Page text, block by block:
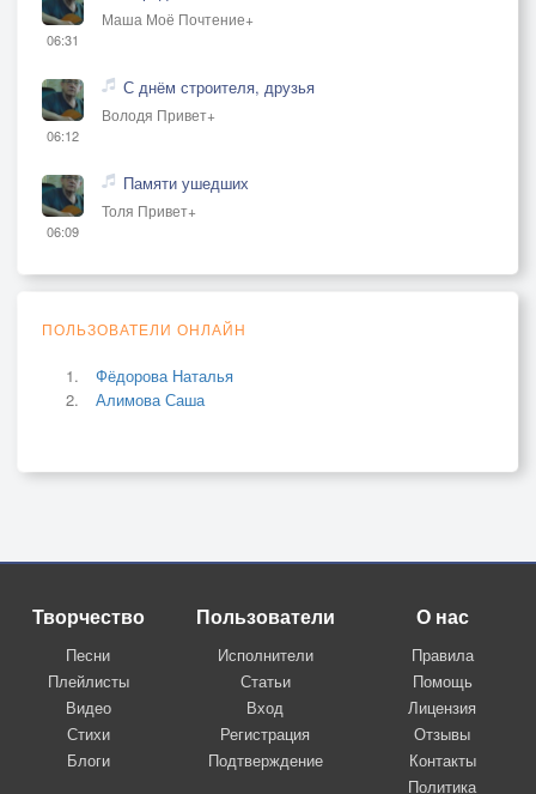
06:31
Маша Моё Почтение+
06:12
С днём строителя, друзья
Володя Привет+
06:09
Памяти ушедших
Толя Привет+
ПОЛЬЗОВАТЕЛИ ОНЛАЙН
Фёдорова Наталья
Алимова Саша
Творчество
Песни
Плейлисты
Видео
Стихи
Блоги
Пользователи
Исполнители
Статьи
Вход
Регистрация
Подтверждение
О нас
Правила
Помощь
Лицензия
Отзывы
Контакты
Политика